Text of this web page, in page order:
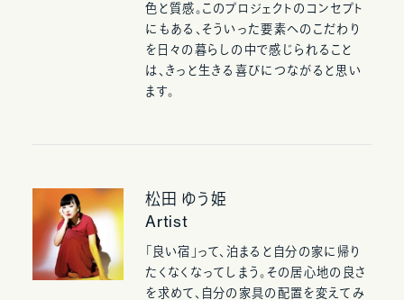
色と質感。このプロジェクトのコンセプト
にもある、そういった要素へのこだわり
を日々の暮らしの中で感じられること
は、きっと生きる喜びにつながると思い
ます。
松田 ゆう姫
Artist
「良い宿」って、泊まると自分の家に帰り
たくなくなってしまう。その居心地の良さ
を求めて、自分の家具の配置を変えてみ